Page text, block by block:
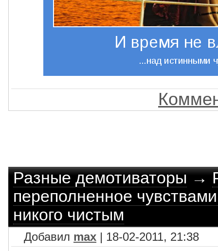
Разные демотиваторы→
переполненное
никого чистым
Добавил max | 18-02-2011, 21:38